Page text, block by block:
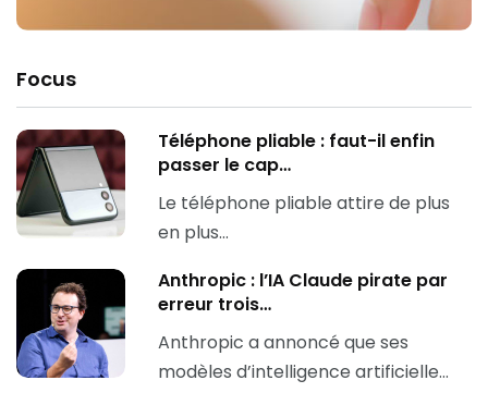
Focus
Téléphone pliable : faut-il enfin
passer le cap…
Le téléphone pliable attire de plus
en plus…
Anthropic : l’IA Claude pirate par
erreur trois…
Anthropic a annoncé que ses
modèles d’intelligence artificielle…